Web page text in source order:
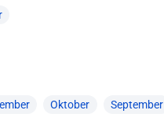
Oktober September